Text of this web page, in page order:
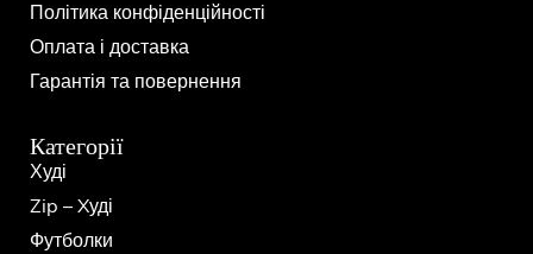
Політика конфіденційності
Оплата і доставка
Гарантія та повернення
Категорії
Худі
Zip – Xуді
Футболки